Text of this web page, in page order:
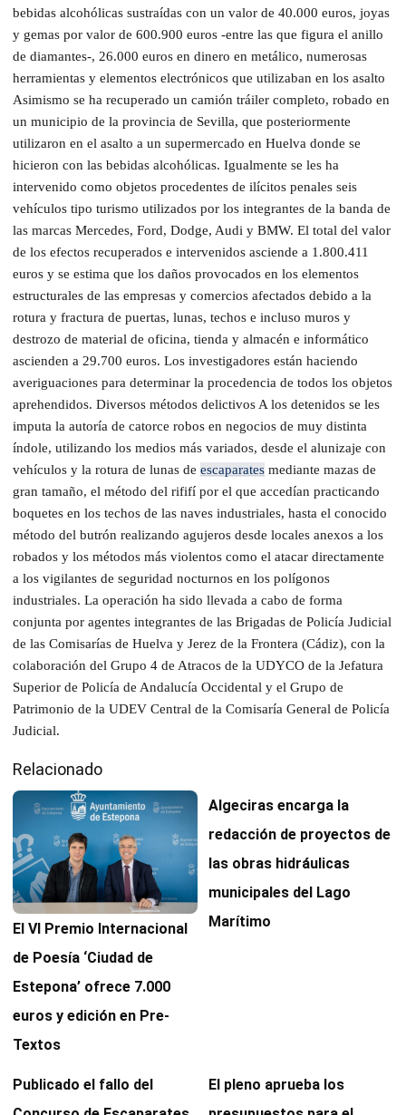
bebidas alcohólicas sustraídas con un valor de 40.000 euros, joyas
y gemas por valor de 600.900 euros -entre las que figura el anillo
de diamantes-, 26.000 euros en dinero en metálico, numerosas
herramientas y elementos electrónicos que utilizaban en los asalto
Asimismo se ha recuperado un camión tráiler completo, robado en
un municipio de la provincia de Sevilla, que posteriormente
utilizaron en el asalto a un supermercado en Huelva donde se
hicieron con las bebidas alcohólicas. Igualmente se les ha
intervenido como objetos procedentes de ilícitos penales seis
vehículos tipo turismo utilizados por los integrantes de la banda de
las marcas Mercedes, Ford, Dodge, Audi y BMW. El total del valor
de los efectos recuperados e intervenidos asciende a 1.800.411
euros y se estima que los daños provocados en los elementos
estructurales de las empresas y comercios afectados debido a la
rotura y fractura de puertas, lunas, techos e incluso muros y
destrozo de material de oficina, tienda y almacén e informático
ascienden a 29.700 euros. Los investigadores están haciendo
averiguaciones para determinar la procedencia de todos los objetos
aprehendidos. Diversos métodos delictivos A los detenidos se les
imputa la autoría de catorce robos en negocios de muy distinta
índole, utilizando los medios más variados, desde el alunizaje con
vehículos y la rotura de lunas de escaparates mediante mazas de
gran tamaño, el método del rififí por el que accedían practicando
boquetes en los techos de las naves industriales, hasta el conocido
método del butrón realizando agujeros desde locales anexos a los
robados y los métodos más violentos como el atacar directamente
a los vigilantes de seguridad nocturnos en los polígonos
industriales. La operación ha sido llevada a cabo de forma
conjunta por agentes integrantes de las Brigadas de Policía Judicial
de las Comisarías de Huelva y Jerez de la Frontera (Cádiz), con la
colaboración del Grupo 4 de Atracos de la UDYCO de la Jefatura
Superior de Policía de Andalucía Occidental y el Grupo de
Patrimonio de la UDEV Central de la Comisaría General de Policía
Judicial.
Relacionado
El VI Premio Internacional
de Poesía ‘Ciudad de
Estepona’ ofrece 7.000
euros y edición en Pre-
Textos
Algeciras encarga la
redacción de proyectos de
las obras hidráulicas
municipales del Lago
Marítimo
Publicado el fallo del
El pleno aprueba los